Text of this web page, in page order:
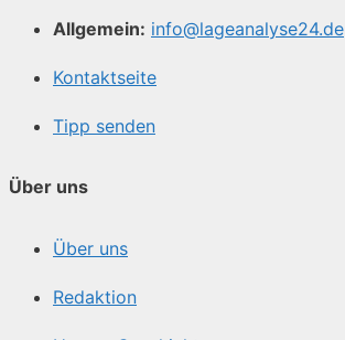
Allgemein: info@lageanalyse24.de
Kontaktseite
Tipp senden
Über uns
Über uns
Redaktion